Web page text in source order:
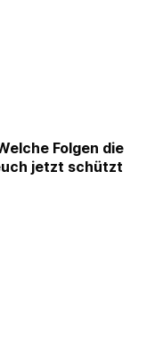
Folgen die
jetzt schützt